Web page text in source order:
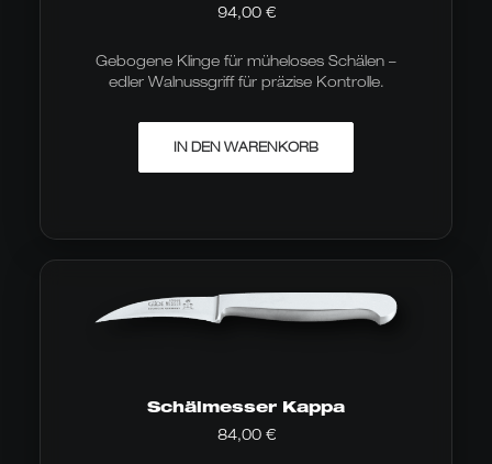
94,00 €
Gebogene Klinge für müheloses Schälen –
edler Walnussgriff für präzise Kontrolle.
IN DEN WARENKORB
Schälmesser Kappa
84,00 €